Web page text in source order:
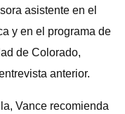
asistente en el
y en el programa de
de Colorado,
anterior.
Vance recomienda